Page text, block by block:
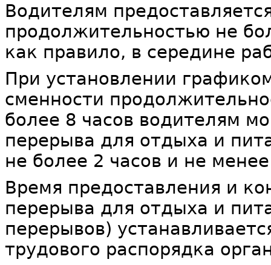
Водителям
продолжительностью не
как правило, в середине
При установлении
сменности
более 8 часов водителям
перерыва для отдыха и
не более 2 часов и не
Время предоставления и
перерыва для отдыха и
перерывов)
трудового распорядка